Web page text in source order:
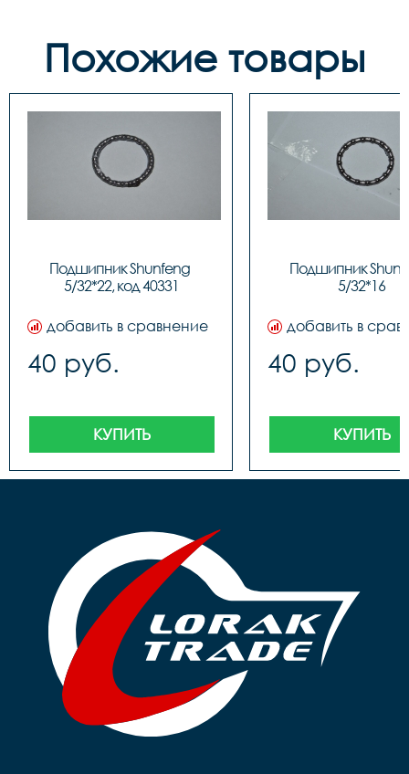
Похожие товары
Подшипник Shunfeng
5/32*22, код 40331
добавить в сравнение
40 руб.
КУПИТЬ
Подшипник
5/32*16
добавить в
40 руб.
КУПИТЬ